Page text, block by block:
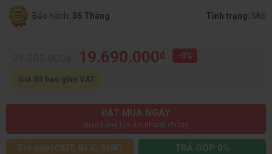
Bảo hành: 36 Tháng Tình trạng: Mới
19.690.000đ -9%
Giá đã bao gồm VAT
ĐẶT MUA NGAY
Giao hàng tận nơi nhanh chóng
Trả góp(CMT, BLX, SHK) TRẢ GÓP 0%